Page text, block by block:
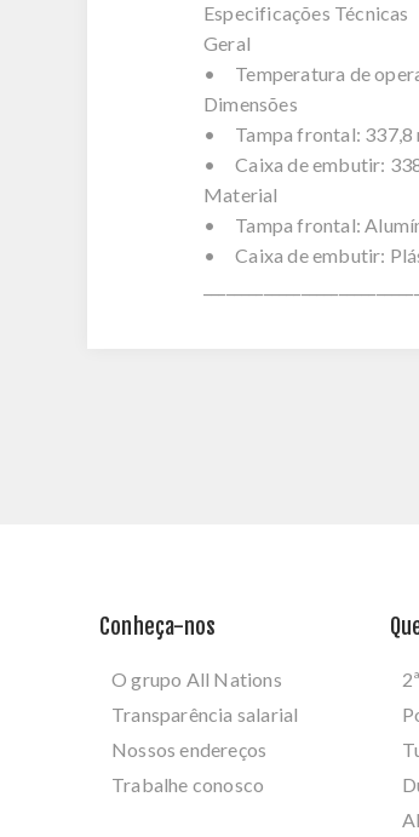
Especificações Técnicas
Geral
• Temperatura de
Dimensões
• Tampa frontal: 337,8
• Caixa de embutir:
Material
• Tampa frontal:
• Caixa de embutir:
Conheça-nos
O grupo All Nations
Transparência salarial
Nossos endereços
Trabalhe conosco